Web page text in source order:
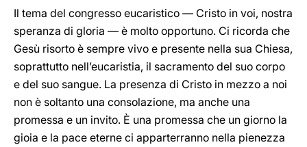
Il tema del congresso eucaristico — Cristo in voi, nostra
speranza di gloria — è molto opportuno. Ci ricorda che
Gesù risorto è sempre vivo e presente nella sua Chiesa,
soprattutto nell’eucaristia, il sacramento del suo corpo
e del suo sangue. La presenza di Cristo in mezzo a noi
non è soltanto una consolazione, ma anche una
promessa e un invito. È una promessa che un giorno la
gioia e la pace eterne ci apparterranno nella pienezza